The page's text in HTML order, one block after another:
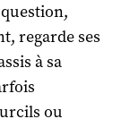
regarde ses
à sa
ou